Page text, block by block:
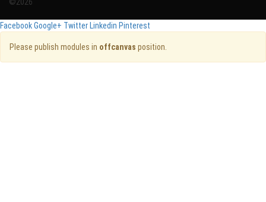
FacebookGoogle+ Twitter Linkedin Pinterest
Please publish modules in offcanvas position.